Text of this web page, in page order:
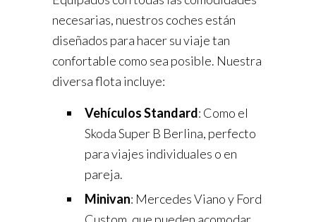
necesarias, nuestros coches están
diseñados para hacer su viaje tan
confortable como sea posible. Nuestra
diversa flota incluye:
Vehículos Standard: Como el
Skoda Super B Berlina, perfecto
para viajes individuales o en
pareja.
Minivan: Mercedes Viano y Ford